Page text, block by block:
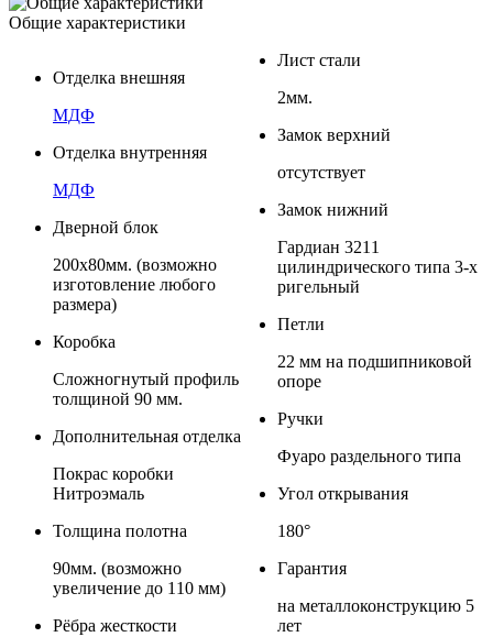
Общие характеристики
Отделка внешняя
МДФ
Отделка внутренняя
МДФ
Дверной блок
200х80мм. (возможно
изготовление любого
размера)
Коробка
Сложногнутый профиль
толщиной 90 мм.
Дополнительная отделка
Покрас коробки
Нитроэмаль
Толщина полотна
90мм. (возможно
увеличение до 110 мм)
Рёбра жесткости
Лист стали
2мм.
Замок верхний
отсутствует
Замок нижний
Гардиан 3211
цилиндрического типа 3-х
ригельный
Петли
22 мм на подшипниковой
опоре
Ручки
Фуаро раздельного типа
Угол открывания
180°
Гарантия
на металлоконструкцию 5
лет